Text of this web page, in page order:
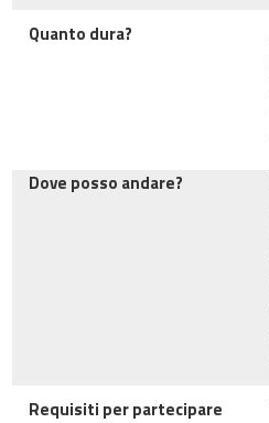
Quanto dura?
Dove posso andare?
Requisiti per partecipare